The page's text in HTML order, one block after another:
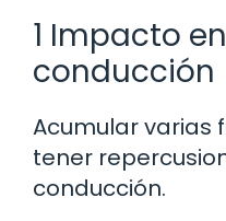
1 Impacto
conducción
Acumular varias
tener
conducción.